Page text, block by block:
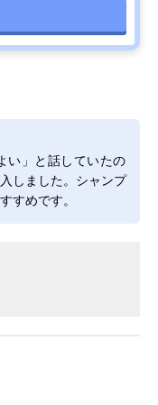
い」と話していたの
しました。シャンプ
すめです。